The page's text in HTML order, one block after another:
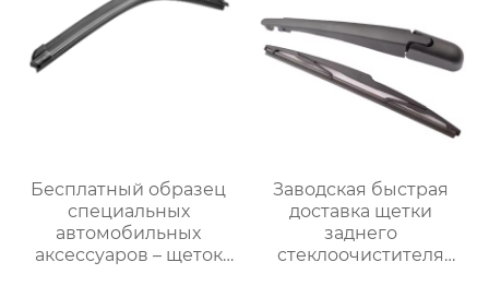
Бесплатный образец
специальных
автомобильных
аксессуаров – щеток
Заводская быстрая
доставка щетки
заднего
стеклоочистителя